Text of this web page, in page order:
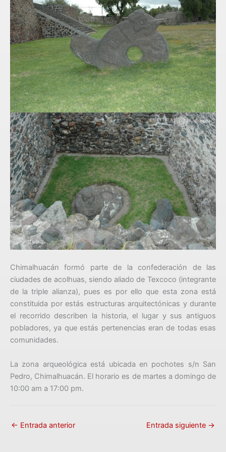
Chimalhuacán formó parte de la confederación de las
ciudades de acolhuas, siendo aliado de Texcoco (integrante
de la triple alianza), pues es por ello que esta zona está
constituida por estás estructuras arquitectónicas y durante
el recorrido describen la historia, el lugar y sus antiguos
pobladores, ya que estás pertenencias eran de todas esas
comunidades.
La zona arqueológica está ubicada en pochotes s/n San
Pedro, Chimalhuacán. El horario es de martes a domingo de
10:00 am a 17:00 pm.
← Entrada anterior Entrada siguiente →